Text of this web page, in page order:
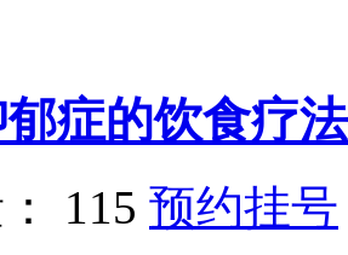
症的饮食疗
115 预约挂号